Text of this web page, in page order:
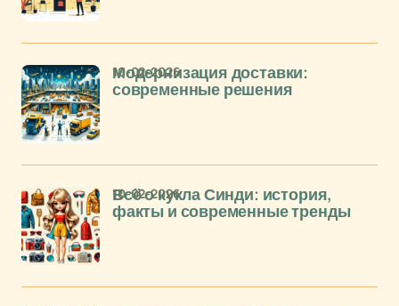
Модернизация доставки:
современные решения
10-02-2026
Всё о кукла Синди: история,
факты и современные тренды
10-02-2026